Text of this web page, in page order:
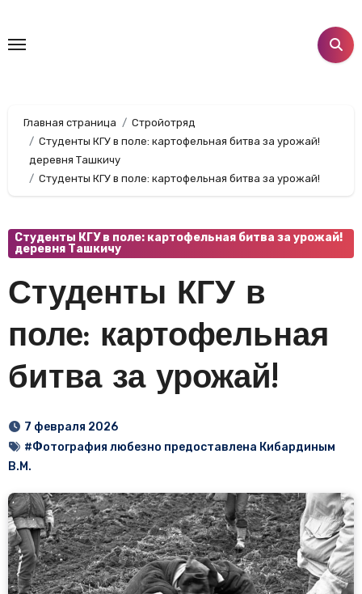
содержанию
Главная страница
Стройотряд
Студенты КГУ в поле: картофельная битва за урожай!
деревня Ташкичу
Студенты КГУ в поле: картофельная битва за урожай!
Студенты КГУ в поле: картофельная битва за урожай!
деревня Ташкичу
Студенты КГУ в
поле: картофельная
битва за урожай!
7 февраля 2026
#Фотография любезно предоставлена Кибардиным
В.М.